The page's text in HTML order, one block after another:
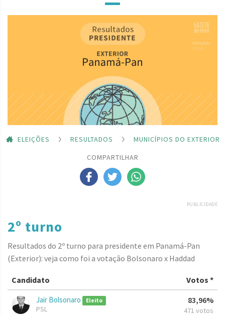
ELEIÇÕES RESULTADOS
MUNICÍPIOS DO EXTERIOR
COMPARTILHAR
PUBLICIDADE
2º turno
Resultados do 2º turno para presidente em Panamá-Pan
(Exterior): veja como foi a votação Bolsonaro x Haddad
Candidato Votos *
Jair Bolsonaro Eleito
PSL
83,96%
471 votos